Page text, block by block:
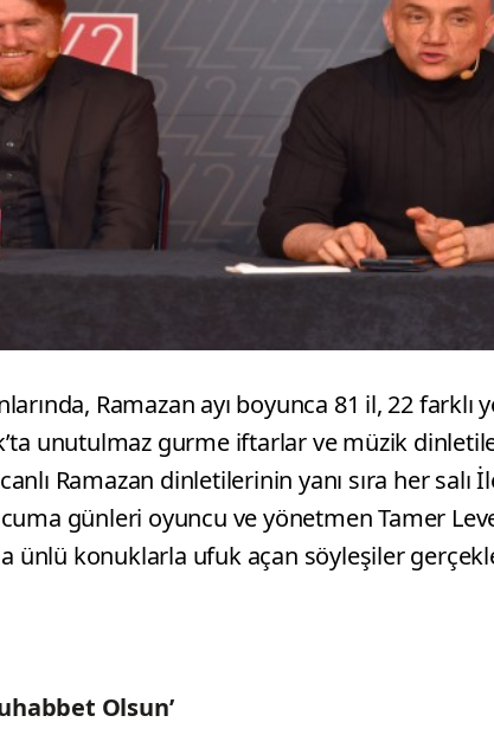
Ramazan ayı boyunca 81 il, 22 farklı
unutulmaz gurme iftarlar ve müzik
Ramazan dinletilerinin yanı sıra her salı
günleri oyuncu ve yönetmen Tamer
ünlü konuklarla ufuk açan söyleşiler
Olsun’